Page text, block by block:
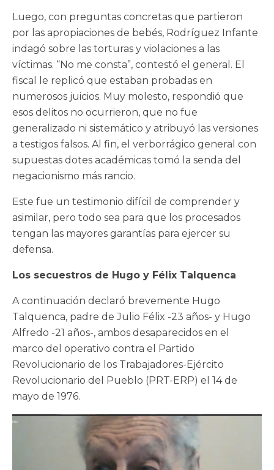
Luego, con preguntas concretas que partieron
por las apropiaciones de bebés, Rodríguez Infante
indagó sobre las torturas y violaciones a las
víctimas. “No me consta”, contestó el general. El
fiscal le replicó que estaban probadas en
numerosos juicios. Muy molesto, respondió que
esos delitos no ocurrieron, que no fue
generalizado ni sistemático y atribuyó las versiones
a testigos falsos. Al fin, el verborrágico general con
supuestas dotes académicas tomó la senda del
negacionismo más rancio.
Este fue un testimonio difícil de comprender y
asimilar, pero todo sea para que los procesados
tengan las mayores garantías para ejercer su
defensa.
Los secuestros de Hugo y Félix Talquenca
A continuación declaró brevemente Hugo
Talquenca, padre de Julio Félix -23 años- y Hugo
Alfredo -21 años-, ambos desaparecidos en el
marco del operativo contra el Partido
Revolucionario de los Trabajadores-Ejército
Revolucionario del Pueblo (PRT-ERP) el 14 de
mayo de 1976.